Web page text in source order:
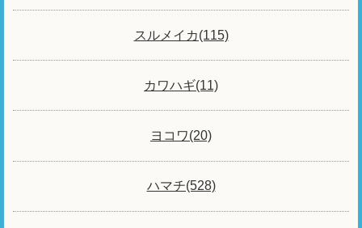
スルメイカ(115)
カワハギ(11)
ヨコワ(20)
ハマチ(528)